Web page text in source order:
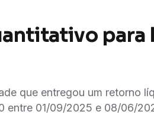
para
que entregou um retorno
entre 01/09/2025 e 08/06/